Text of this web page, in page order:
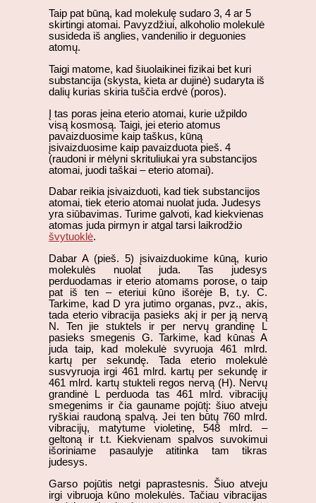
Taip pat būną, kad molekulę sudaro 3, 4 ar 5
skirtingi atomai. Pavyzdžiui, alkoholio molekulė
susideda iš anglies, vandenilio ir deguonies
atomų.
Taigi matome, kad šiuolaikinei fizikai bet kuri
substancija (skysta, kieta ar dujinė) sudaryta iš
dalių kurias skiria tuščia erdvė (poros).
Į tas poras įeina eterio atomai, kurie užpildo
visą kosmosą. Taigi, jei eterio atomus
pavaizduosime kaip taškus, kūną
įsivaizduosime kaip pavaizduota pieš. 4
(raudoni ir mėlyni skrituliukai yra substancijos
atomai, juodi taškai – eterio atomai).
Dabar reikia įsivaizduoti, kad tiek substancijos
atomai, tiek eterio atomai nuolat juda. Judesys
yra siūbavimas. Turime galvoti, kad kiekvienas
atomas juda pirmyn ir atgal tarsi laikrodžio
švytuoklė.
Dabar A (pieš. 5) įsivaizduokime kūną, kurio
molekulės nuolat juda. Tas judesys
perduodamas ir eterio atomams porose, o taip
pat iš ten – eteriui kūno išorėje B, t.y. C.
Tarkime, kad D yra jutimo organas, pvz., akis,
tada eterio vibracija pasieks akį ir per ją nervą
N. Ten jie stuktels ir per nervų grandinę L
pasieks smegenis G. Tarkime, kad kūnas A
juda taip, kad molekulė svyruoja 461 mlrd.
kartų per sekundę. Tada eterio molekulė
susvyruoja irgi 461 mlrd. kartų per sekundę ir
461 mlrd. kartų stukteli regos nervą (H). Nervų
grandinė L perduoda tas 461 mlrd. vibracijų
smegenims ir čia gauname pojūtį: šiuo atveju
ryškiai raudoną spalvą. Jei ten būtų 760 mlrd.
vibracijų, matytume violetinę, 548 mlrd. –
geltoną ir t.t. Kiekvienam spalvos suvokimui
išoriniame pasaulyje atitinka tam tikras
judesys.
Garso pojūtis netgi paprastesnis. Šiuo atveju
irgi vibruoja kūno molekulės. Tačiau vibracijas